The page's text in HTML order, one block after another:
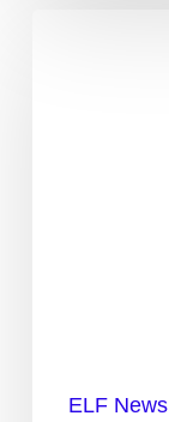
ELF News